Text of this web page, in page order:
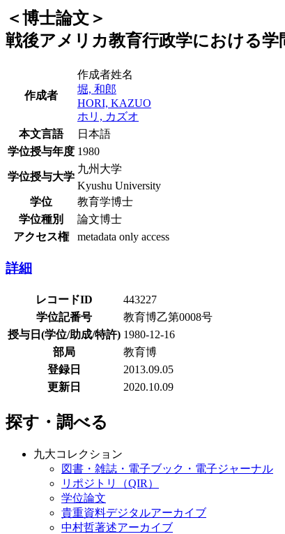
＜博士論文＞
戦後アメリカ教育行政学における
作成者
作成者姓名
堀, 和郎
HORI, KAZUO
ホリ, カズオ
本文言語
日本語
学位授与年度 1980
学位授与大学
九州大学
Kyushu University
学位
教育学博士
学位種別
論文博士
アクセス権
metadata only access
詳細
レコードID
443227
学位記番号
教育博乙第0008号
授与日(学位/助成/特許) 1980-12-16
部局
教育博
登録日
2013.09.05
更新日
2020.10.09
探す・調べる
九大コレクション
図書・雑誌・電子ブック・電子ジャーナル
リポジトリ（QIR）
学位論文
貴重資料デジタルアーカイブ
中村哲著述アーカイブ